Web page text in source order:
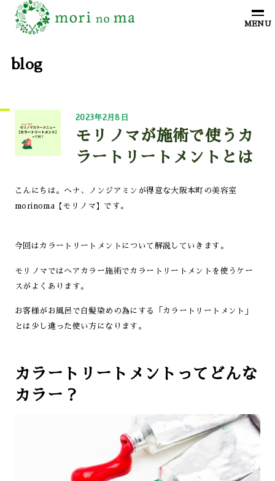
blog
2023年2月8日
モリノマが施術で使うカ
ラートリートメントとは
こんにちは。ヘナ、ノンジアミンが得意な大阪本町の美容室
morinoma【モリノマ】です。
今回はカラートリートメントについて解説していきます。
モリノマではヘアカラー施術でカラートリートメントを使うケー
スがよくあります。
お客様がお風呂で白髪染めの為にする「カラートリートメント」
とは少し違った使い方になります。
カラートリートメントってどんな
カラー？